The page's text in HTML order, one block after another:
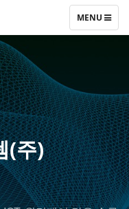
T
O
A
V
I
G
A
T
I
O
N
MENU
(주)